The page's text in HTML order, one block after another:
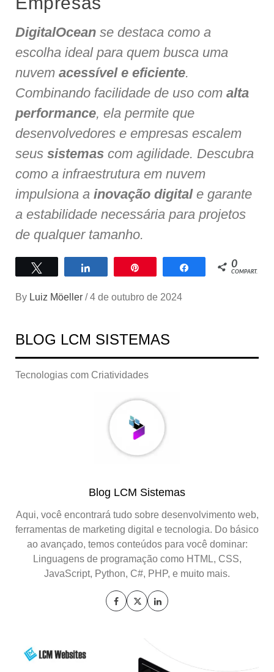
DigitalOcean se destaca como a
escolha ideal para quem busca uma
nuvem acessível e eficiente.
Combinando facilidade de uso com alta
performance, ela permite que
desenvolvedores e empresas escalem
seus sistemas com agilidade. Descubra
como a infraestrutura em nuvem
impulsiona a inovação digitale garante
a estabilidade necessária para projetos
de qualquer tamanho.
Compartilhar Compartilhar
0
COMPART.
By Luiz Möeller / 4 de outubro de 2024
BLOG LCM SISTEMAS
Tecnologias com Criatividades
Blog LCM Sistemas
Aqui, você encontrará tudo sobre desenvolvimento web,
ferramentas de marketing digital e tecnologia. Do básico
ao avançado, temos conteúdos para você dominar:
Linguagens de programação como HTML, CSS,
JavaScript, Python, C#, PHP, e muito mais.